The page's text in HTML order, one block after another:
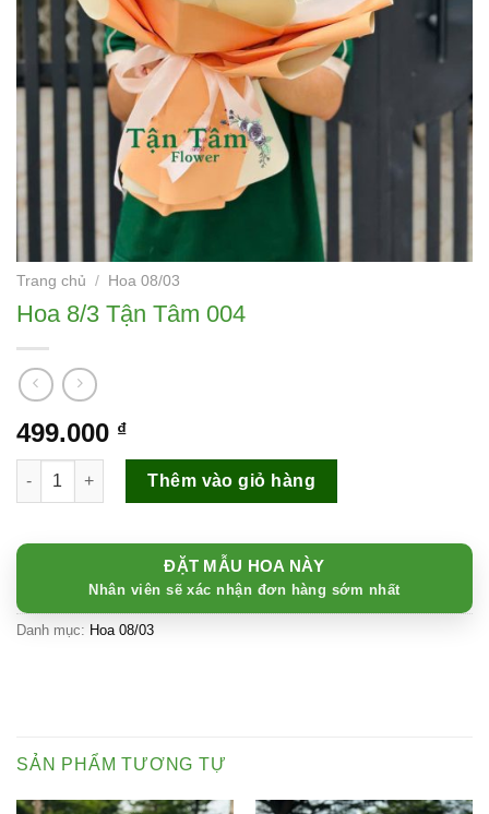
Trang chủ / Hoa 08/03
Hoa 8/3 Tận Tâm 004
499.000 ₫
Hoa 8/3 Tận Tâm 004 số lượng
Thêm vào giỏ hàng
ĐẶT MẪU HOA NÀY
Nhân viên sẽ xác nhận đơn hàng sớm nhất
Danh mục: Hoa 08/03
SẢN PHẨM TƯƠNG TỰ